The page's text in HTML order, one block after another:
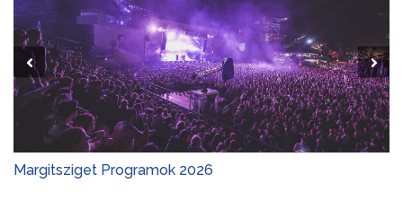
Margitsziget Programok 2026